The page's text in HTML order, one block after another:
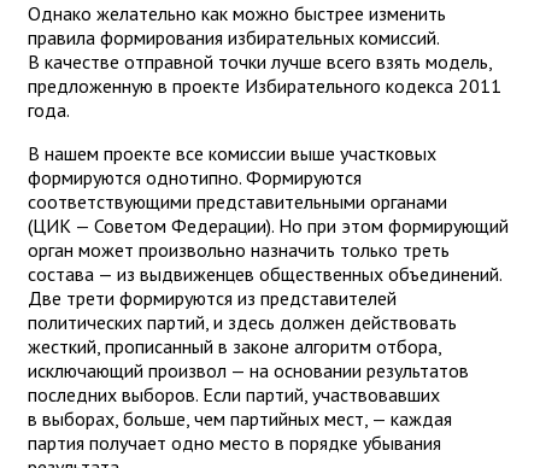
Однако желательно как можно быстрее изменить
правила формирования избирательных комиссий.
В качестве отправной точки лучше всего взять модель,
предложенную в проекте Избирательного кодекса 2011
года.
В нашем проекте все комиссии выше участковых
формируются однотипно. Формируются
соответствующими представительными органами
(ЦИК — Советом Федерации). Но при этом формирующий
орган может произвольно назначить только треть
состава — из выдвиженцев общественных объединений.
Две трети формируются из представителей
политических партий, и здесь должен действовать
жесткий, прописанный в законе алгоритм отбора,
исключающий произвол — на основании результатов
последних выборов. Если партий, участвовавших
в выборах, больше, чем партийных мест, — каждая
партия получает одно место в порядке убывания